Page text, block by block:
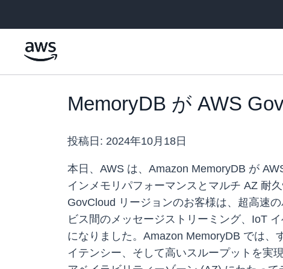
MemoryDB が AWS
投稿日: 2024年10月18日
本日、AWS は、Amazon MemoryDB が
インメモリパフォーマンスとマルチ AZ 耐
GovCloud リージョンのお客様は、超高速
ビス間のメッセージストリーミング、IoT
になりました。Amazon MemoryDB では、
イテンシー、そして高いスループットを実